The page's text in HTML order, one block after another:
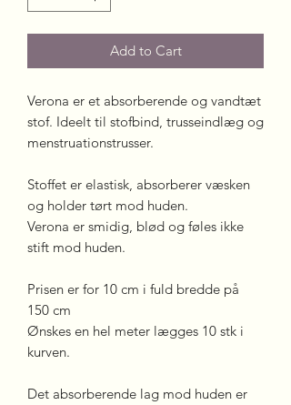
Add to Cart
Verona er et absorberende og vandtæt
stof. Ideelt til stofbind, trusseindlæg og
menstruationstrusser.
Stoffet er elastisk, absorberer væsken
og holder tørt mod huden.
Verona er smidig, blød og føles ikke
stift mod huden.
Prisen er for 10 cm i fuld bredde på
150 cm
Ønskes en hel meter lægges 10 stk i
kurven.
Det absorberende lag mod huden er